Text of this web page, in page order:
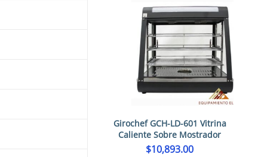
Girochef GCH-LD-601 Vitrina
Caliente Sobre Mostrador
$10,893.00